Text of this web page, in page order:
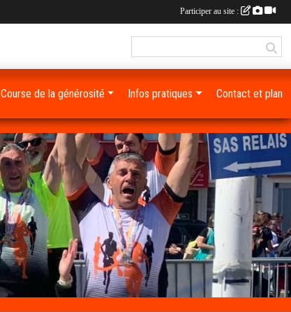
Course de la générosité Infos pratiques Contact et plan
Participer au site :